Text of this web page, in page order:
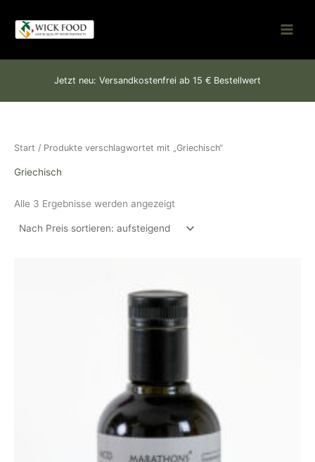
Inhalt
springen
Jetzt neu: Versandkostenfrei ab 15 € Bestellwert
Start / Produkte verschlagwortet mit „Griechisch“
Griechisch
Alle 3 Ergebnisse werden angezeigt